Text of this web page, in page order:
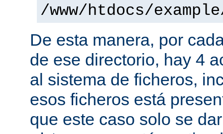
/www/htdocs/
De esta manera, por
de ese directorio, hay 4
al sistema de ficheros,
esos ficheros está
que este caso solo se